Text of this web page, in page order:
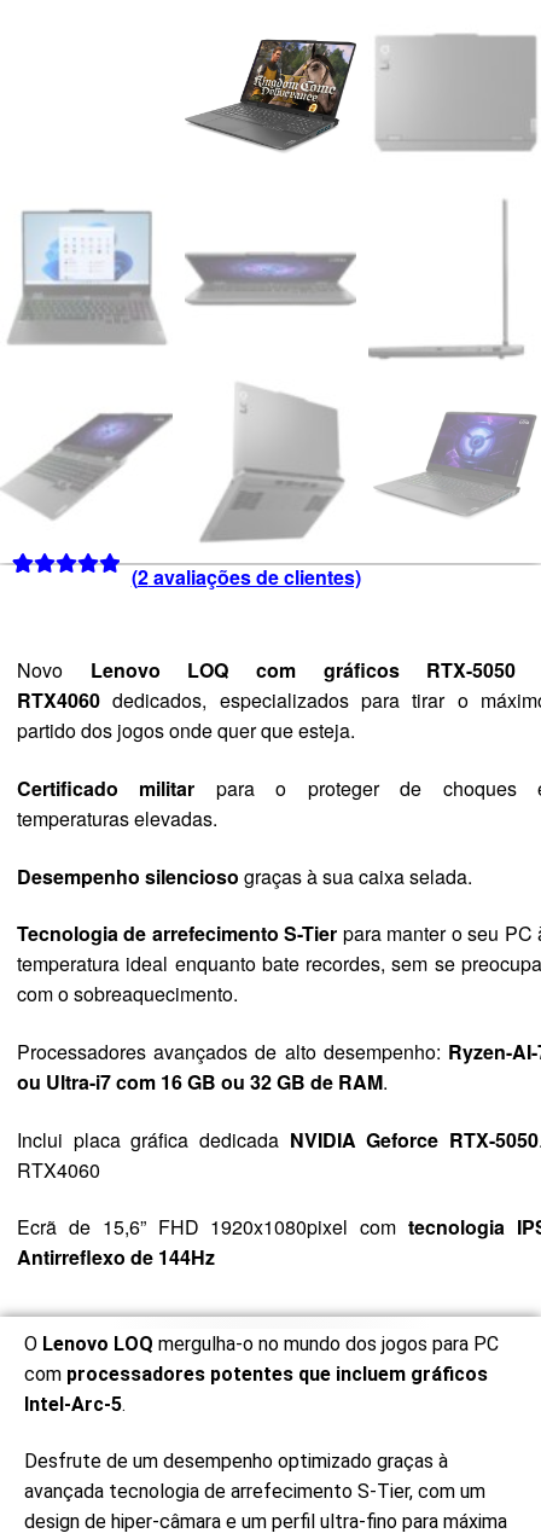
em
classificação
de cliente
(2avaliações de clientes)
Novo Lenovo LOQ com gráficos RTX-5050
RTX4060 dedicados, especializados para tirar o
partido dos jogos onde quer que esteja.
Certificado militar para o proteger de choques
temperaturas elevadas.
Desempenho silencioso graças à sua caixa selada.
Tecnologia de arrefecimento S-Tier para manter o seu PC
temperatura ideal enquanto bate recordes, sem se
com o sobreaquecimento.
Processadores avançados de alto desempenho: Ryzen-
ou Ultra-i7 com 16 GB ou 32 GB de RAM.
Inclui placa gráfica dedicada NVIDIA Geforce RTX-5050
RTX4060
Ecrã de 15,6” FHD 1920x1080pixel comtecnologia
Antirreflexo de 144Hz
O Lenovo LOQ mergulha-o no mundo dos jogos para PC
com processadores potentes que incluem gráficos
Intel-Arc-5.
Desfrute de um desempenho optimizado graças à
avançada tecnologia de arrefecimento S-Tier, com um
design de hiper-câmara e um perfil ultra-fino para máxima